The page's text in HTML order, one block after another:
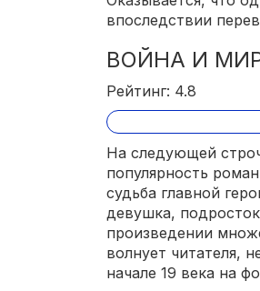
впоследствии
ВОЙНА И
Рейтинг: 4.8
На следующей
популярность
судьба главной
девушка,
произведении
волнует читателя,
начале 19 века на